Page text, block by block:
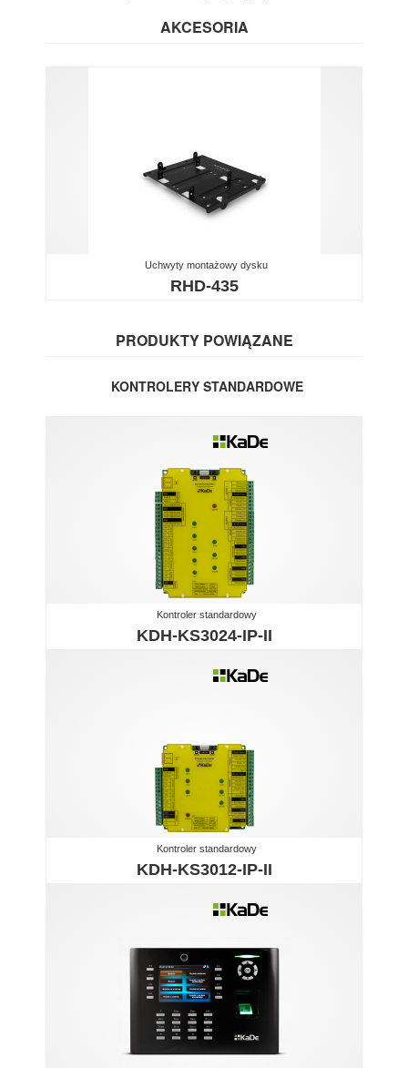
AKCESORIA
Uchwyty montażowy dysku
RHD-435
PRODUKTY POWIĄZANE
KONTROLERY STANDARDOWE
Kontroler standardowy
KDH-KS3024-IP-II
Kontroler standardowy
KDH-KS3012-IP-II